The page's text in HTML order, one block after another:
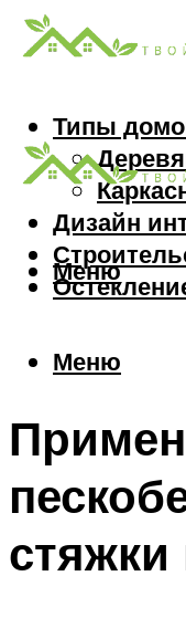
Типы
Дизайн
Меню
Меню
стяжки